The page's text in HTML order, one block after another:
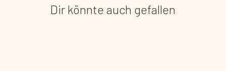
Dir könnte auch gefallen